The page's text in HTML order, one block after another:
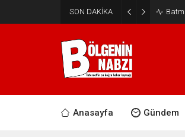
SON DAKİKA
Anasayfa Gündem